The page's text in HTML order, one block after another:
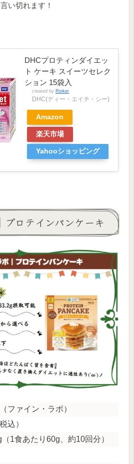
い切れます！
DHCプロティンダイエッ
ト ケーキ スイーツセレク
ション 15袋入
created by Rinker
DHC(ディー・エイチ・シー)
Amazon
楽天市場
Yahooショッピング
プロテインパンケーキ
ファイン・ラボ）
込）
1食あたり60g、約10回分）